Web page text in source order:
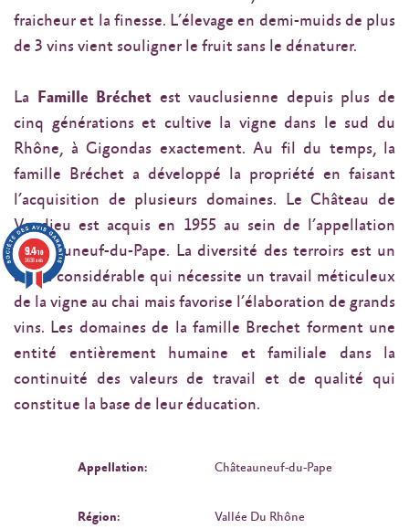
fraicheur et la finesse. L’élevage en demi-muids de plus
de 3 vins vient souligner le fruit sans le dénaturer.
La Famille Bréchet est vauclusienne depuis plus de
cinq générations et cultive la vigne dans le sud du
Rhône, à Gigondas exactement. Au fil du temps, la
famille Bréchet a développé la propriété en faisant
l’acquisition de plusieurs domaines. Le Château de
Vaudieu est acquis en 1955 au sein de l’appellation
Châteauneuf-du-Pape. La diversité des terroirs est un
atout considérable qui nécessite un travail méticuleux
de la vigne au chai mais favorise l’élaboration de grands
vins. Les domaines de la famille Brechet forment une
entité entièrement humaine et familiale dans la
continuité des valeurs de travail et de qualité qui
constitue la base de leur éducation.
Appellation: Châteauneuf-du-Pape
Région: Vallée Du Rhône
9.4/10
3638 avis